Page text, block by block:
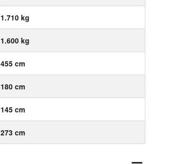
1.710 kg
1.600 kg
455 cm
180 cm
145 cm
273 cm